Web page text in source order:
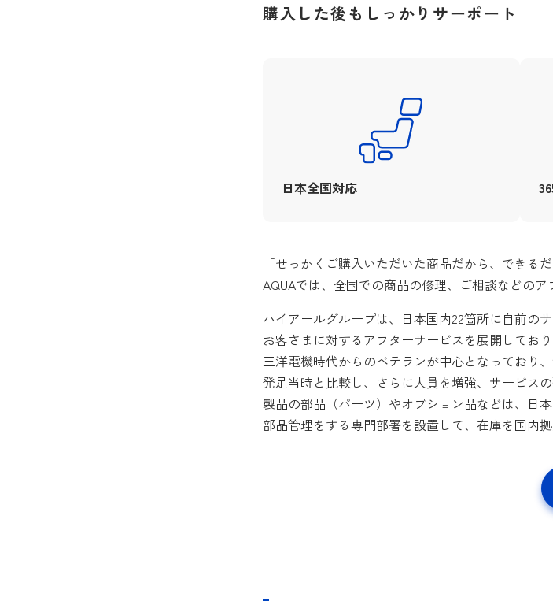
購入した後もしっかりサーポート
日本全国対応
「せっかくご購入いただいた商品だから、できる
AQUAでは、全国での商品の修理、ご相談などのア
ハイアールグループは、日本国内22箇所に自前の
お客さまに対するアフターサービスを展開してお
三洋電機時代からのベテランが中心となっており
発足当時と比較し、さらに人員を増強、サービス
製品の部品（パーツ）やオプション品などは、日本
部品管理をする専門部署を設置して、在庫を国内